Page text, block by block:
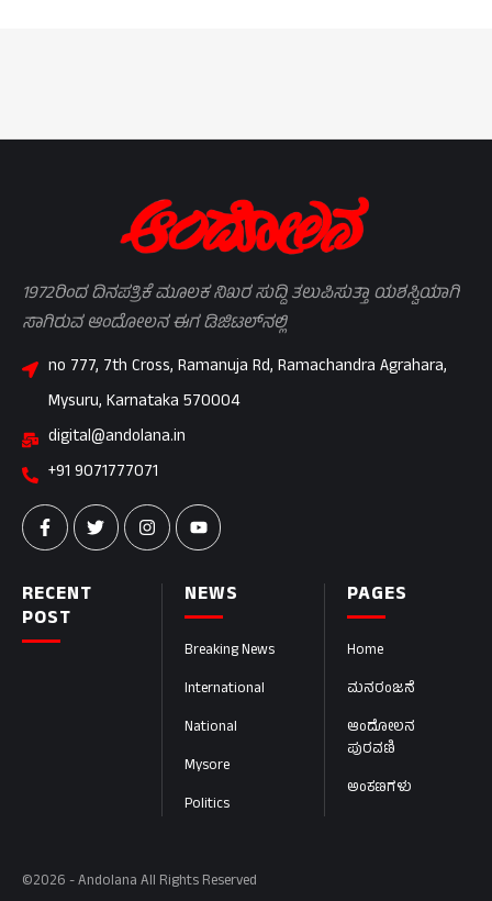
PAGES
Home
ಮನರಂಜನೆ
ಆಂದೋಲನ
ಪುರವಣಿ
ಅಂಕಣಗಳು
NEWS
Breaking News
International
National
Mysore
Politics
RECENT
POST
1972ರಿಂದ ದಿನಪತ್ರಿಕೆ ಮೂಲಕ ನಿಖರ ಸುದ್ದಿ ತಲುಪಿಸುತ್ತಾ ಯಶಸ್ವಿಯಾಗಿ
ಸಾಗಿರುವ ಆಂದೋಲನ ಈಗ ಡಿಜಿಟಲ್‌ನಲ್ಲಿ
no 777, 7th Cross, Ramanuja Rd, Ramachandra Agrahara,
Mysuru, Karnataka 570004
digital@andolana.in
+91 9071777071
©2026 - Andolana All Rights Reserved